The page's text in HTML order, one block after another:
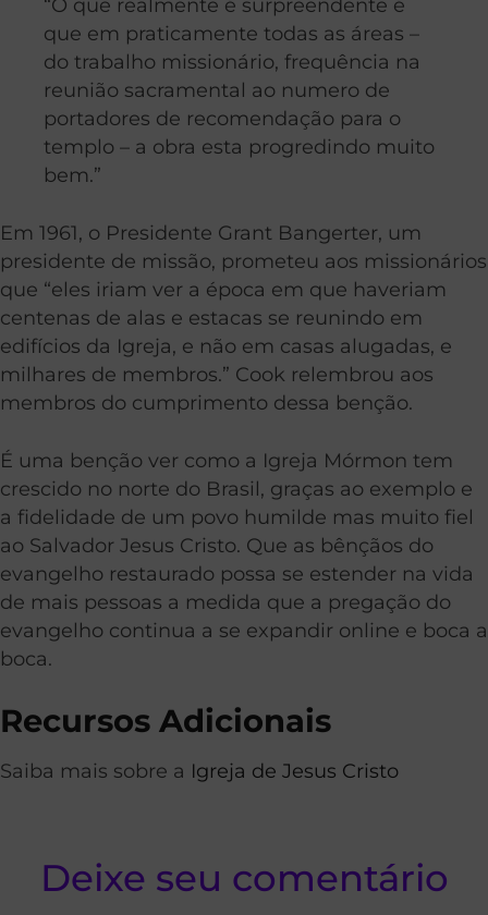
“O que realmente é surpreendente é
que em praticamente todas as áreas –
do trabalho missionário, frequência na
reunião sacramental ao numero de
portadores de recomendação para o
templo – a obra esta progredindo muito
bem.”
Em 1961, o Presidente Grant Bangerter, um
presidente de missão, prometeu aos missionários
que “eles iriam ver a época em que haveriam
centenas de alas e estacas se reunindo em
edifícios da Igreja, e não em casas alugadas, e
milhares de membros.” Cook relembrou aos
membros do cumprimento dessa benção.
É uma benção ver como a Igreja Mórmon tem
crescido no norte do Brasil, graças ao exemplo e
a fidelidade de um povo humilde mas muito fiel
ao Salvador Jesus Cristo. Que as bênçãos do
evangelho restaurado possa se estender na vida
de mais pessoas a medida que a pregação do
evangelho continua a se expandir online e boca a
boca.
Recursos Adicionais
Saiba mais sobre a Igreja de Jesus Cristo
Deixe seu comentário